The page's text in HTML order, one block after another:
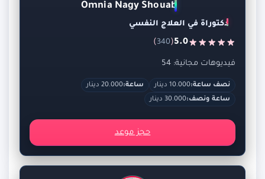
Omnia Nagy Shouab
دكتوراة في العلاج النفسي
5.0
(
340
)
فيديوهات مجانية: 54
نصف ساعة:10.000 دينار ساعة:20.000 دينار
ساعة ونصف:30.000 دينار
حجز موعد